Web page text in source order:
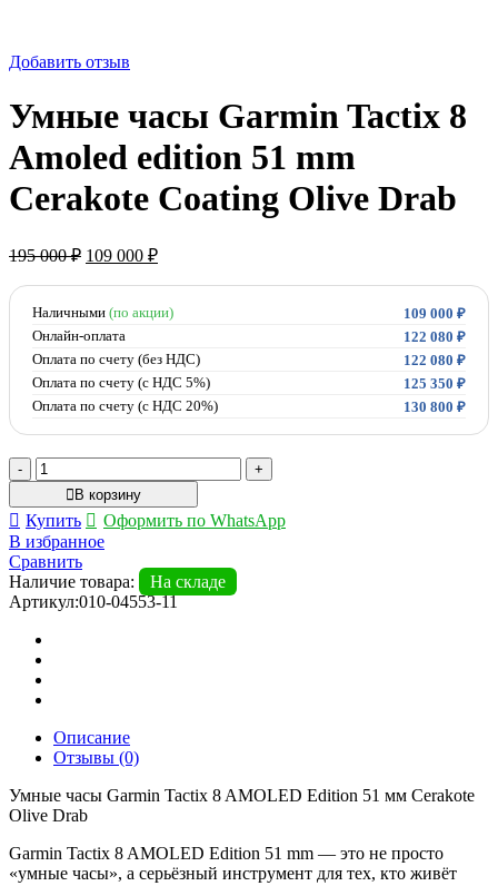
Добавить отзыв
Умные часы Garmin Tactix 8
Amoled edition 51 mm
Cerakote Coating Olive Drab
195 000₽ Первоначальная
составляла
195
000 ₽.
109 000 ₽Текущая
109
000 ₽.
Наличными (по акции) 109 000 ₽
Онлайн-оплата
122 080 ₽
Оплата по счету (без НДС)
122 080 ₽
Оплата по счету (с НДС 5%)
125 350 ₽
Оплата по счету (с НДС 20%)
130 800 ₽
Количество
товара
Умные
часы
Garmin
Tactix
8
Amoled
51
mm
Cerakote
Coating
Drab
В корзину
Купить
Оформить по WhatsApp
В избранное
Сравнить
Наличие товара:
На складе
Артикул:010-04553-11
Описание
Отзывы (0)
Умные часы Garmin Tactix 8 AMOLED Edition 51 мм Cerakote
Olive Drab
Garmin Tactix 8 AMOLED Edition 51 mm — это не просто
«умные часы», а серьёзный инструмент для тех, кто живёт